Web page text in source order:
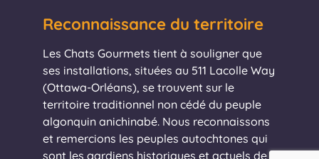
Reconnaissance du territoire
Les Chats Gourmets tient à souligner que
ses installations, situées au 511 Lacolle Way
(Ottawa-Orléans), se trouvent sur le
territoire traditionnel non cédé du peuple
algonquin anichinabé. Nous reconnaissons
et remercions les peuples autochtones qui
sont les gardiens historiques et actuels de